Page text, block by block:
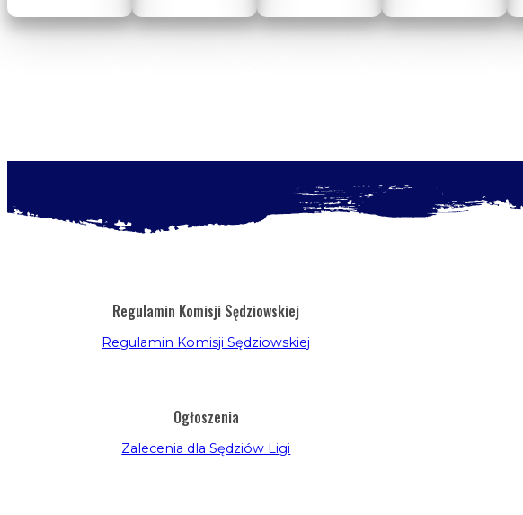
Regulamin Komisji Sędziowskiej
Regulamin Komisji Sędziowskiej
Ogłoszenia
Zalecenia dla Sędziów Ligi